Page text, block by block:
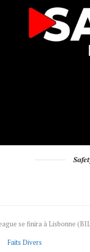
se finira à Lisbonne
Faits Divers